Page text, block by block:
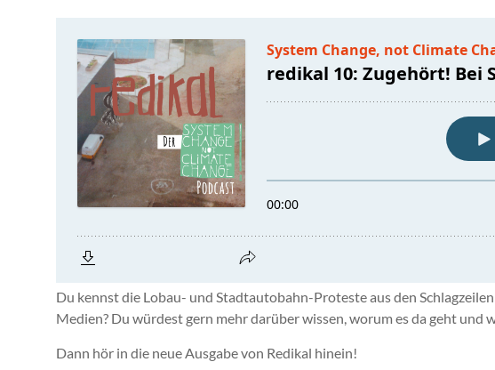
Du kennst die Lobau- und Stadtautobahn-Proteste aus den
Medien? Du würdest gern mehr darüber wissen, worum es da geht und
Dann hör in die neue Ausgabe von Redikal hinein!